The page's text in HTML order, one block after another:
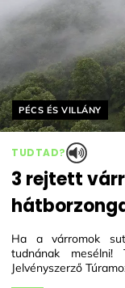
Helyszín címkék:
PÉCS ÉS VILLÁNY
TUDTAD?
3 rejtett
Ha a várromok
tudnának
Jelvényszerző